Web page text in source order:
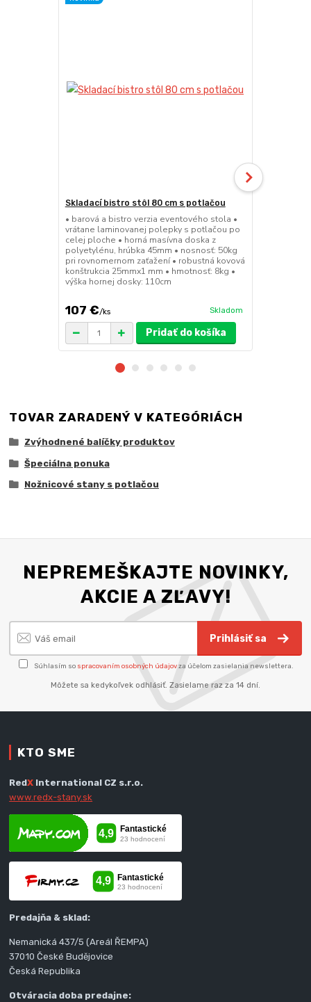
Skladací bistro stôl 80 cm s potlačou
• barová a bistro verzia eventového stola •
vrátane laminovanej polepky s potlačou po
celej ploche • horná masívna doska z
polyetylénu, hrúbka 45mm • nosnosť: 50kg
pri rovnomernom zaťažení • robustná kovová
konštrukcia 25mmx1 mm • hmotnosť: 8kg •
výška hornej dosky: 110cm
107 €/ks Skladom
Pridať do košíka
TOVAR ZARADENÝ V KATEGÓRIÁCH
Zvýhodnené balíčky produktov
Špeciálna ponuka
Nožnicové stany s potlačou
NEPREMEŠKAJTE NOVINKY,
AKCIE A ZĽAVY!
Prihlásiť sa
Súhlasím so spracovaním osobných údajovza účelom zasielania newslettera.
Môžete sa kedykoľvek odhlásiť. Zasielame raz za 14 dní.
KTO SME
RedX International CZ s.r.o.
www.redx-stany.sk
Predajňa & sklad:
Nemanická 437/5 (Areál ŘEMPA)
37010 České Budějovice
Česká Republika
Otváracia doba predajne: